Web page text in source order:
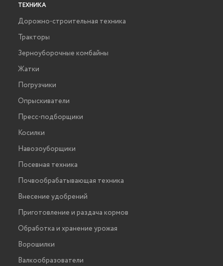
ТЕХНИКА
Дорожно-строительная техника
Тракторы
Зерноуборочные комбайны
Жатки
Погрузчики
Опрыскиватели
Пресс-подборщики
Косилки
Навозоуборщики
Посевная техника
Почвообрабатывающая техника
Внесение удобрений
Приготовление и раздача кормов
Обработка и хранение урожая
Ворошилки
Валкообразователи